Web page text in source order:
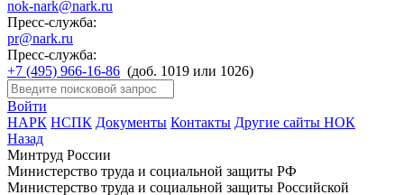
nok-nark@nark.ru
Пресс-служба:
pr@nark.ru
Пресс-служба:
+7 (495) 966-16-86 (доб. 1019 или 1026)
Войти
НАРК НСПК Документы Контакты Другие сайты НОК
Назад
Минтруд России
Министерство труда и социальной защиты РФ
Министерство труда и социальной защиты Российской